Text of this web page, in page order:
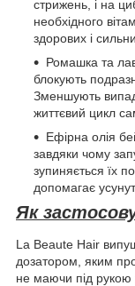
стрижень, і на
необхідного
здорових і
Ромашка та
блокують
Зменшують
життєвий цикл
Ефірна олія
завдяки чому
зупиняється їх
допомагає
Як
La Beaute Hair
дозатором, яким
не маючи під рукою